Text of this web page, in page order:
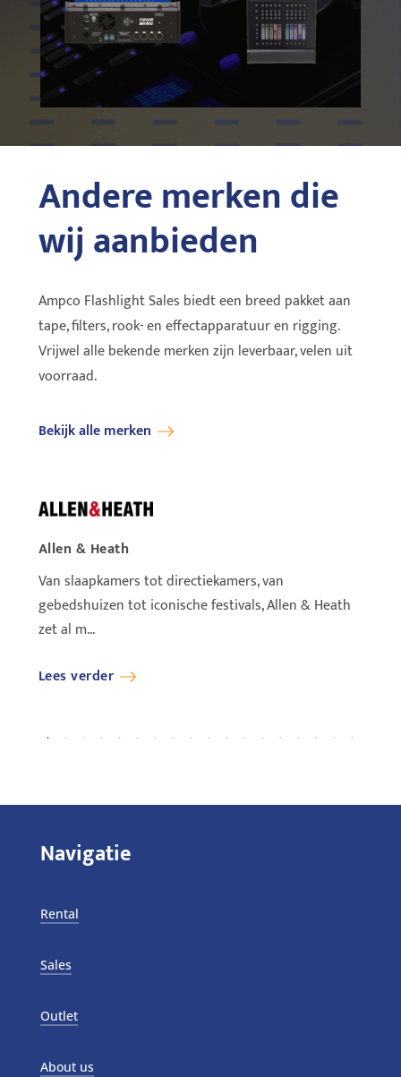
Allen & Heath
Van slaapkamers tot directiekamers, van
gebedshuizen tot iconische festivals, Allen & Heath
zet al m...
Lees verder
Andere merken die
wij aanbieden
Ampco Flashlight Sales biedt een breed pakket aan
tape, filters, rook- en effectapparatuur en rigging.
Vrijwel alle bekende merken zijn leverbaar, velen uit
voorraad.
Bekijk alle merken
Navigatie
Rental
Sales
Outlet
About us